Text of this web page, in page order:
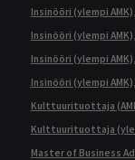
Insinööri (ylempi
Insinööri (ylempi
Insinööri (ylempi
Insinööri (ylempi
Kulttuurituottaja
Kulttuurituottaja
Master of Business